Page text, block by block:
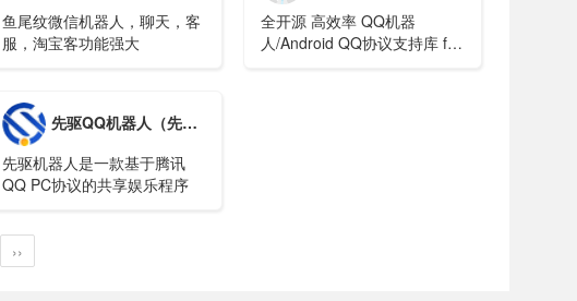
鱼尾纹微信机器人，聊天，客
服，淘宝客功能强大
全开源 高效率 QQ机器
人/Android QQ协议支持库 for
先驱QQ机器人（先驱qq机器人框架插件）
先驱机器人是一款基于腾讯
QQ PC协议的共享娱乐程序
››